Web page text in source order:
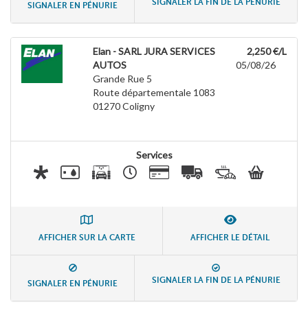
SIGNALER EN PÉNURIE SIGNALER LA FIN DE LA PÉNURIE
Elan - SARL JURA SERVICES
AUTOS
Grande Rue 5
Route départementale 1083
01270Coligny
2,250 €/L
05/08/26
Services
AFFICHER SUR LA CARTE AFFICHER LE DÉTAIL
SIGNALER EN PÉNURIE SIGNALER LA FIN DE LA PÉNURIE